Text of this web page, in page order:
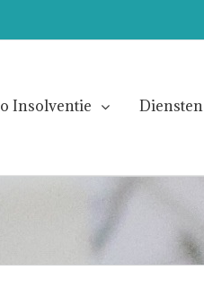
Insolventie Diensten